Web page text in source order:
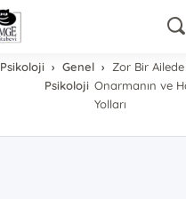
Psikoloji
Genel
Psikoloji
Zor Bir
Onarmanın ve
Yolları